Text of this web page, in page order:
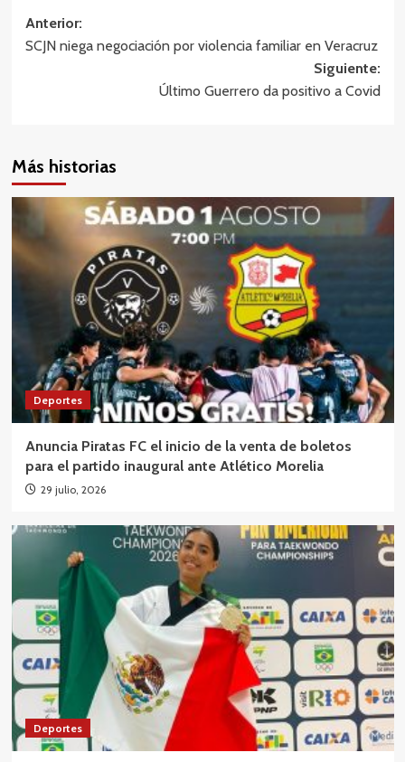
Navegación
de
Anterior:
SCJN niega negociación por violencia familiar en Veracruz
Siguiente:
Último Guerrero da positivo a Covid
Más historias
Deportes
Anuncia Piratas FC el inicio de la venta de boletos
para el partido inaugural ante Atlético Morelia
29 julio, 2026
Deportes